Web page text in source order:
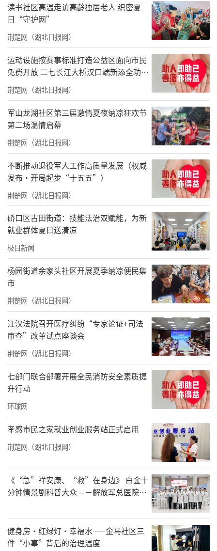
拼版照片：上图为2004年拍摄的霍娟在长治市
潞州区启明星智障儿童托养中心为一名儿童喂
饭（资料照片，受访者供图）；下图为2026年5
月14日拍摄的霍娟在长治市潞州区启明星智障
儿童托养中心为一名儿童喂饭（新华社记者杨
晨光摄）。新华社发
1973年出生的霍娟，曾是山西省长治市潞
州区的一名小学教师。1998年，当她还沉浸在
初为人母的喜悦中时，突然被告知仅9个月大的
儿子确诊唐氏综合征。霍娟的人生轨迹被彻底
改写，从此踏上一条漫长的守护之路。
突如其来的噩耗并未击碎一位母亲的坚
韧，霍娟四处寻医问药，查阅图书资料，学习
康复训练技能。白天，她是70多个孩子的班主
任；晚上，她是儿子的康复训练师。在陪同儿
子康复训练的过程中，霍娟接触到许多像曾经
的她一样无助的家长，为了给更多智力残疾儿
童提供一个适合成长的环境，她萌生了创办一
所特殊幼儿园的想法。2000年，她从学校辞
职，创办了长治市首家智障儿童托养机构——启
明星智障儿童托养中心。
在山西省长治市潞州区太行东街，一处毫
不起眼的农家小院，却是30个智力残疾儿童的
温馨港湾。他们多来自一户多残家庭、离异家
庭，因此霍娟设定了较低的收费标准，针对困
难家庭甚至并不收费。自成立以来，托养中心
多次搬迁，只为给孩子们提供更好的生长环
境。为了维持机构正常运转和孩子们生活所
需，霍娟奔走联络爱心企业和公益组织。来自
社会各界的关注和支持，也坚定了她继续为这
智力残疾儿童往往心智成长缓慢，生活难
以自理，这些“长不大的孩子”更需要呵护、
读书社区高温走访高龄独居老人 织密夏
日“守护网”
荆楚网（湖北日报网）
运动设施按赛事标准打造公益区面向市民
免费开放 二七长江大桥汉口端新添全功能
体育公园
荆楚网（湖北日报网）
军山龙湖社区第三届激情夏夜纳凉狂欢节
第二场温情启幕
荆楚网（湖北日报网）
不断推动退役军人工作高质量发展（权威
发布·开局起步“十五五”）
荆楚网（湖北日报网）
硚口区古田街道：技能法治双赋能，为新
就业群体夏日送清凉
极目新闻
杨园街道余家头社区开展夏季纳凉便民集
市
荆楚网（湖北日报网）
江汉法院召开医疗纠纷“专家论证+司法
审查”改革试点座谈会
荆楚网（湖北日报网）
七部门联合部署开展全民消防安全素质提
升行动
环球网
孝感市民之家就业创业服务站正式启用
荆楚网（湖北日报网）
《“急”祥安康、“救”在身边》 白金十
分钟情景剧科普大众 --－解放军总医院首
浸义诊活动
健身房·红绿灯·幸福水——金马社区三
件“小事”背后的治理温度